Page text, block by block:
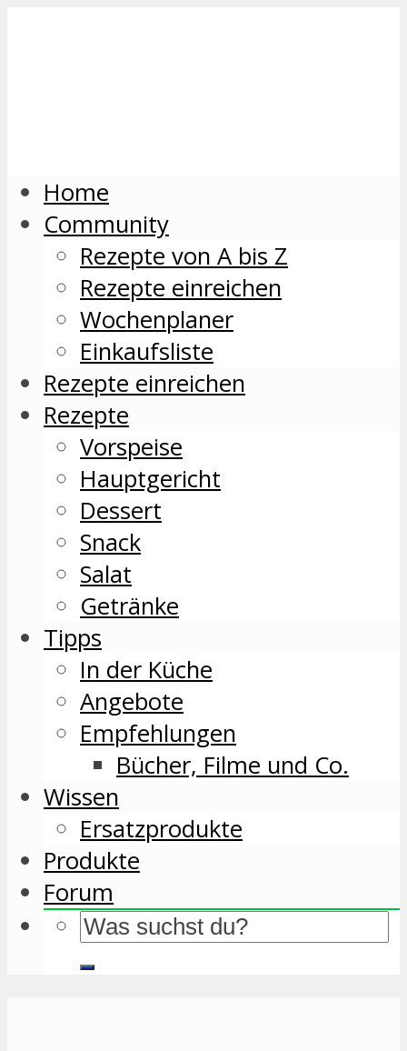
Home
Community
Rezepte von A bis Z
Rezepte einreichen
Wochenplaner
Einkaufsliste
Rezepte einreichen
Rezepte
Vorspeise
Hauptgericht
Dessert
Snack
Salat
Getränke
Tipps
In der Küche
Angebote
Empfehlungen
Bücher, Filme und Co.
Wissen
Ersatzprodukte
Produkte
Forum